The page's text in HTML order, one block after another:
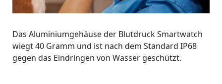
Das Aluminiumgehäuse der Blutdruck Smartwatch
wiegt 40 Gramm und ist nach dem Standard IP68
gegen das Eindringen von Wasser geschützt.